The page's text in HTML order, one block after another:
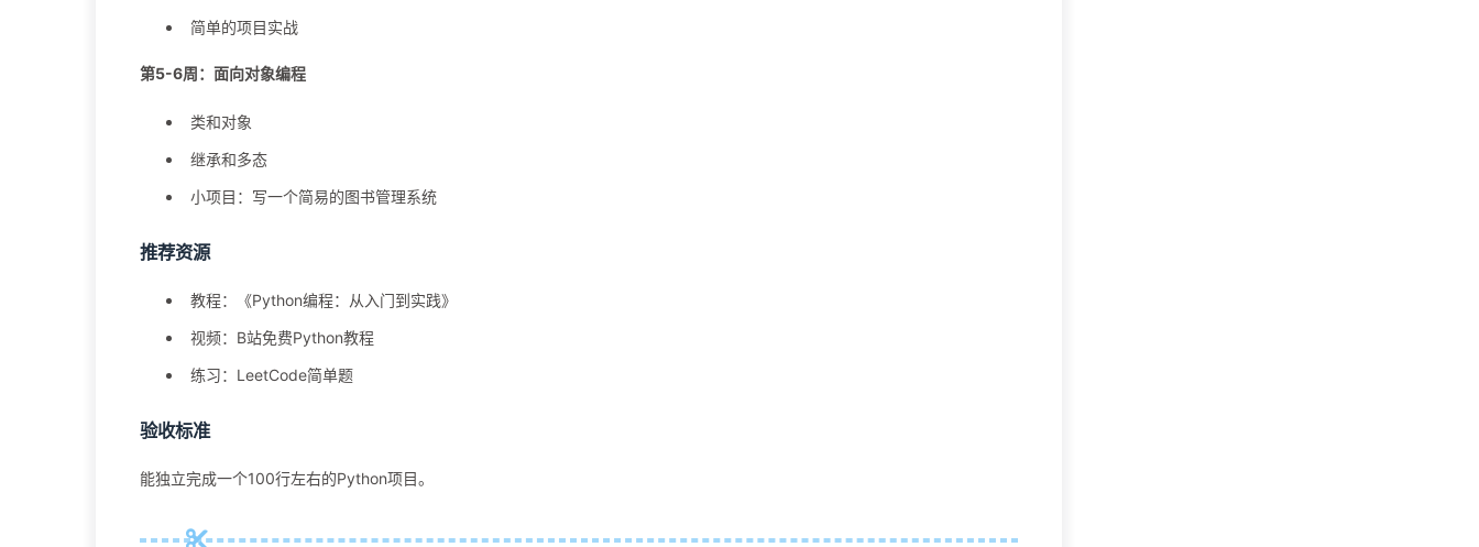
简单的项目实战
第5-6周：面向对象编程
类和对象
继承和多态
小项目：写一个简易的图书管理系统
推荐资源
教程：《Python编程：从入门到实践》
视频：B站免费Python教程
练习：LeetCode简单题
验收标准
能独立完成一个100行左右的Python项目。